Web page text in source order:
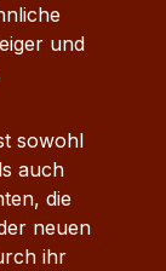
und
sowohl
auch
die
neuen
ihr